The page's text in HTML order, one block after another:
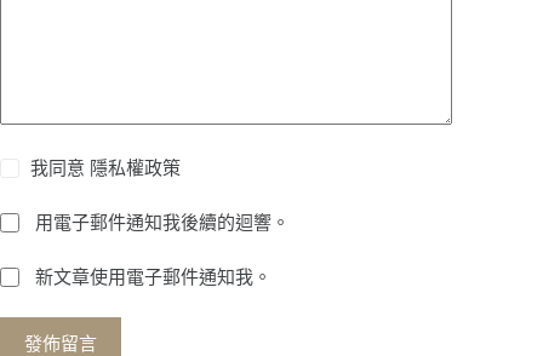
我同意 隱私權政策
用電子郵件通知我後續的迴響。
新文章使用電子郵件通知我。
發佈留言